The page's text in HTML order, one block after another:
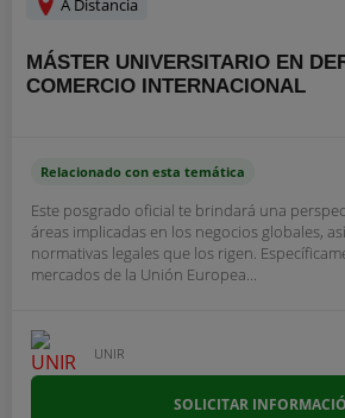
A Distancia
MÁSTER UNIVERSITARIO EN
COMERCIO INTERNACIONAL
Relacionado con esta temática
Este posgrado oficial te brindará una
áreas implicadas en los negocios globales,
normativas legales que los rigen.
mercados de la Unión Europea...
UNIR
SOLICITAR